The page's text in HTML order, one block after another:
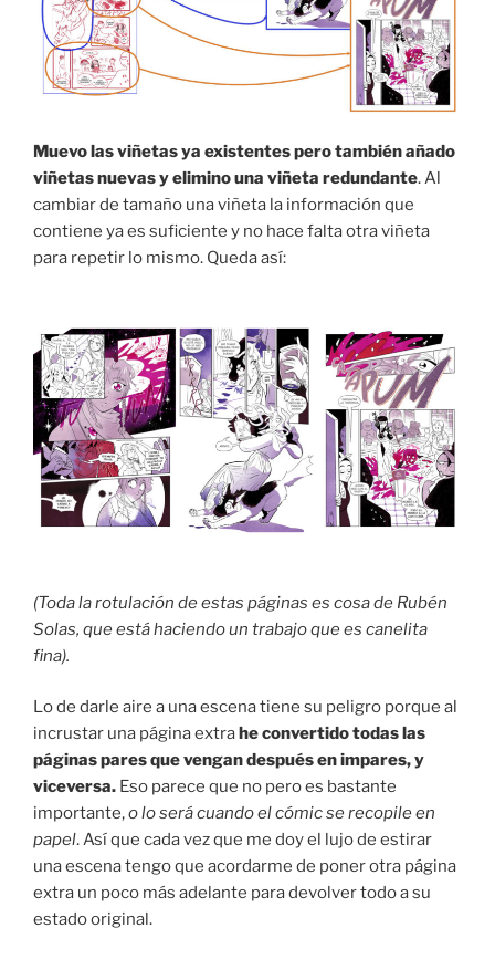
Muevo las viñetas ya existentes pero también añado
viñetas nuevas y elimino una viñeta redundante. Al
cambiar de tamaño una viñeta la información que
contiene ya es suficiente y no hace falta otra viñeta
para repetir lo mismo. Queda así:
(Toda la rotulación de estas páginas es cosa de Rubén
Solas, que está haciendo un trabajo que es canelita
fina).
Lo de darle aire a una escena tiene su peligro porque al
incrustar una página extra he convertido todas las
páginas pares que vengan después en impares, y
viceversa. Eso parece que no pero es bastante
importante,o lo será cuando el cómic se recopile en
papel. Así que cada vez que me doy el lujo de estirar
una escena tengo que acordarme de poner otra página
extra un poco más adelante para devolver todo a su
estado original.